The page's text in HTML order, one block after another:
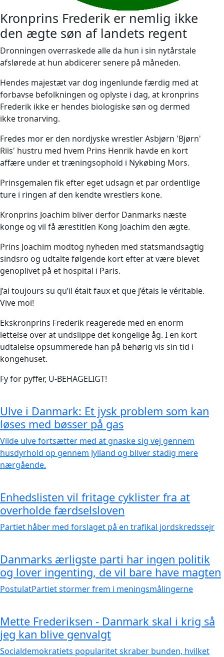
Kronprins Frederik er nemlig ikke
den ægte søn af landets regent
Dronningen overraskede alle da hun i sin nytårstale
afslørede at hun abdicerer senere på måneden.
Hendes majestæt var dog ingenlunde færdig med at
forbavse befolkningen og oplyste i dag, at kronprins
Frederik ikke er hendes biologiske søn og dermed
ikke tronarving.
Fredes mor er den nordjyske wrestler Asbjørn 'Bjørn'
Riis' hustru med hvem Prins Henrik havde en kort
affære under et træningsophold i Nykøbing Mors.
Prinsgemalen fik efter eget udsagn et par ordentlige
ture i ringen af den kendte wrestlers kone.
Kronprins Joachim bliver derfor Danmarks næste
konge og vil få ærestitlen Kong Joachim den ægte.
Prins Joachim modtog nyheden med statsmandsagtig
sindsro og udtalte følgende kort efter at være blevet
genoplivet på et hospital i Paris.
J’ai toujours su qu’il était faux et que j’étais le véritable.
Vive moi!
Ekskronprins Frederik reagerede med en enorm
lettelse over at undslippe det kongelige åg. I en kort
udtalelse opsummerede han på behørig vis sin tid i
kongehuset.
Fy for pyffer, U-BEHAGELIGT!
Ulve i Danmark: Et jysk problem som kan
løses med bøsser på gas
Vilde ulve fortsætter med at gnaske sig vej gennem
husdyrhold op gennem Jylland og bliver stadig mere
nærgående.
Enhedslisten vil fritage cyklister fra at
overholde færdselsloven
Partiet håber med forslaget på en trafikal jordskredssejr
Danmarks ærligste parti har ingen politik
og lover ingenting, de vil bare have magten
PostulatPartiet stormer frem i meningsmålingerne
Mette Frederiksen - Danmark skal i krig så
jeg kan blive genvalgt
Socialdemokratiets popularitet skraber bunden, hvilket